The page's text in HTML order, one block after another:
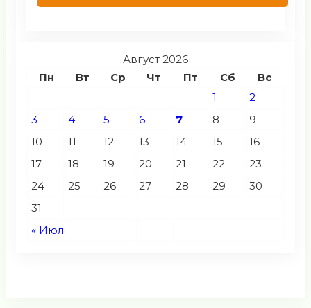
Август 2026
Пн
Вт Ср Чт Пт Сб Вс
« Июл
1
2
3
4 5 6 7 8
9
10
11 12 13 14 15
16
17
18 19 20 21 22
23
24
25 26 27 28 29
30
31